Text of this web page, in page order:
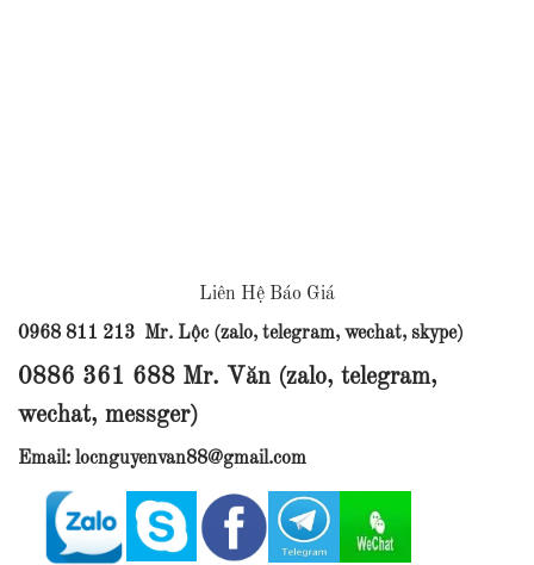
Liên Hệ Báo Giá
0968 811 213 Mr. Lộc (zalo, telegram, wechat, skype)
0886 361 688 Mr. Văn (zalo, telegram,
wechat, messger)
Email: locnguyenvan88@gmail.com